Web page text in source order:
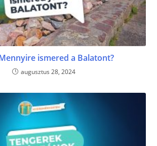
ismered a Balatont?
augusztus 28, 2024